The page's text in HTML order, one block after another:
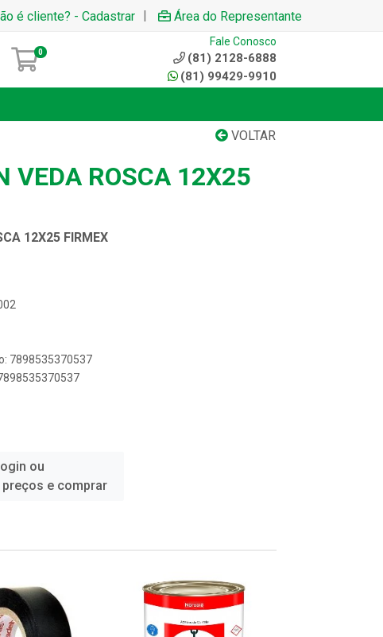
é cliente? - Cadastrar | Área do Representante
0
Fale Conosco
(81) 2128-6888
(81) 99429-9910
VOLTAR
VEDA ROSCA 12X25
12X25 FIRMEX
7898535370537
ou
e comprar